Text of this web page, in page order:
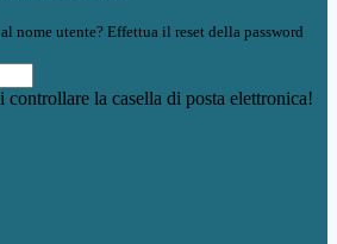
nome utente? Effettua il reset della password
la casella di posta elettronica!